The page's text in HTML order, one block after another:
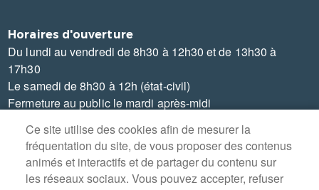
Horaires d'ouverture
Du lundi au vendredi de 8h30 à 12h30 et de 13h30 à
17h30
Le samedi de 8h30 à 12h (état-civil)
Fermeture au public le mardi après-midi
MENU
PLAN DU SITE
Ce site utilise des cookies afin de mesurer la
fréquentation du site, de vous proposer des contenus
animés et interactifs et de partager du contenu sur
les réseaux sociaux. Vous pouvez accepter, refuser